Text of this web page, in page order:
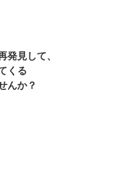
発見して、
くる
んか？